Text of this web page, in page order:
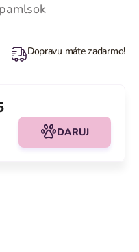
Dopravu máte zadarmo!
DARUJ